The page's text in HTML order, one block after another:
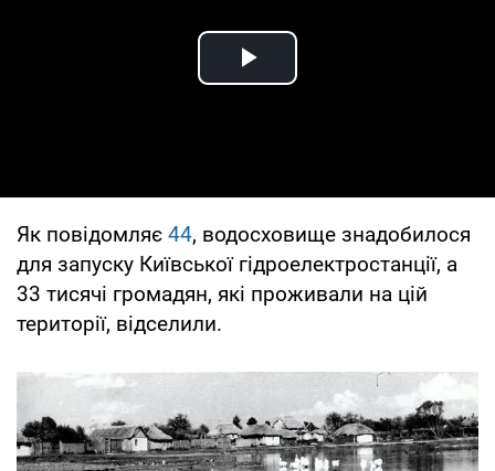
Play Video
Як повідомляє 44, водосховище знадобилося
для запуску Київської гідроелектростанції, а
33 тисячі громадян, які проживали на цій
території, відселили.